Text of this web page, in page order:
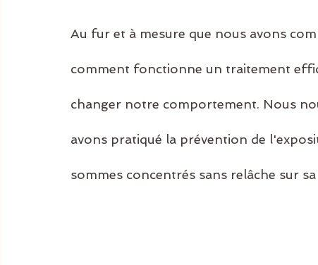
Au fur et à mesure que nous avons
comment fonctionne un traitement
changer notre comportement. Nous
avons pratiqué la prévention de
sommes concentrés sans relâche sur